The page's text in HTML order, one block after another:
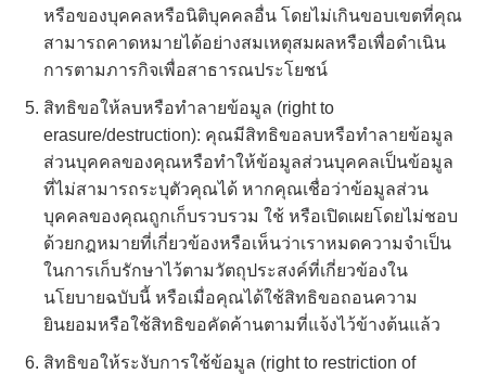
หรือของบุคคลหรือนิติบุคคลอื่น โดยไม่เกินขอบเขตที่คุณ
สามารถคาดหมายได้อย่างสมเหตุสมผลหรือเพื่อดำเนิน
การตามภารกิจเพื่อสาธารณประโยชน์
สิทธิขอให้ลบหรือทำลายข้อมูล (right to
erasure/destruction): คุณมีสิทธิขอลบหรือทำลายข้อมูล
ส่วนบุคคลของคุณหรือทำให้ข้อมูลส่วนบุคคลเป็นข้อมูล
ที่ไม่สามารถระบุตัวคุณได้ หากคุณเชื่อว่าข้อมูลส่วน
บุคคลของคุณถูกเก็บรวบรวม ใช้ หรือเปิดเผยโดยไม่ชอบ
ด้วยกฎหมายที่เกี่ยวข้องหรือเห็นว่าเราหมดความจำเป็น
ในการเก็บรักษาไว้ตามวัตถุประสงค์ที่เกี่ยวข้องใน
นโยบายฉบับนี้ หรือเมื่อคุณได้ใช้สิทธิขอถอนความ
ยินยอมหรือใช้สิทธิขอคัดค้านตามที่แจ้งไว้ข้างต้นแล้ว
สิทธิขอให้ระงับการใช้ข้อมูล (right to restriction of